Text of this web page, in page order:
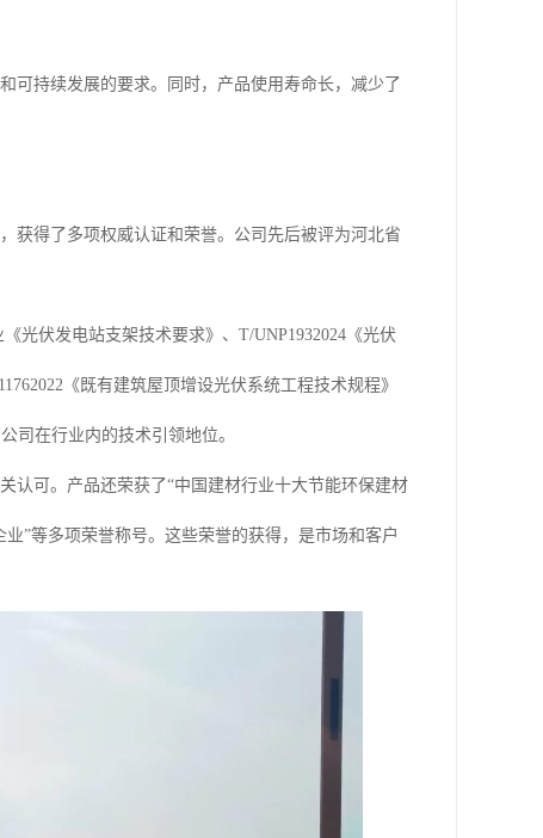
可持续发展的要求。同时，产品使用寿命长，减少了
获得了多项权威认证和荣誉。公司先后被评为河北省
光伏发电站支架技术要求》、T/UNP1932024《光伏
《既有建筑屋顶增设光伏系统工程技术规程》
司在行业内的技术引领地位。
认可。产品还荣获了“中国建材行业十大节能环保建材
”等多项荣誉称号。这些荣誉的获得，是市场和客户